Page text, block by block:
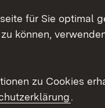
Datenschutz
für Sie optimal
können,
zu Cookies
.